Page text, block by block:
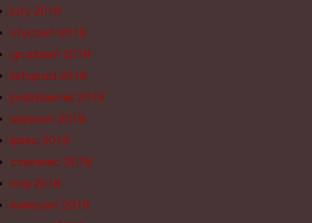
luty 2019
styczeń 2019
grudzień 2018
listopad 2018
październik 2018
sierpień 2018
lipiec 2018
czerwiec 2018
maj 2018
kwiecień 2018